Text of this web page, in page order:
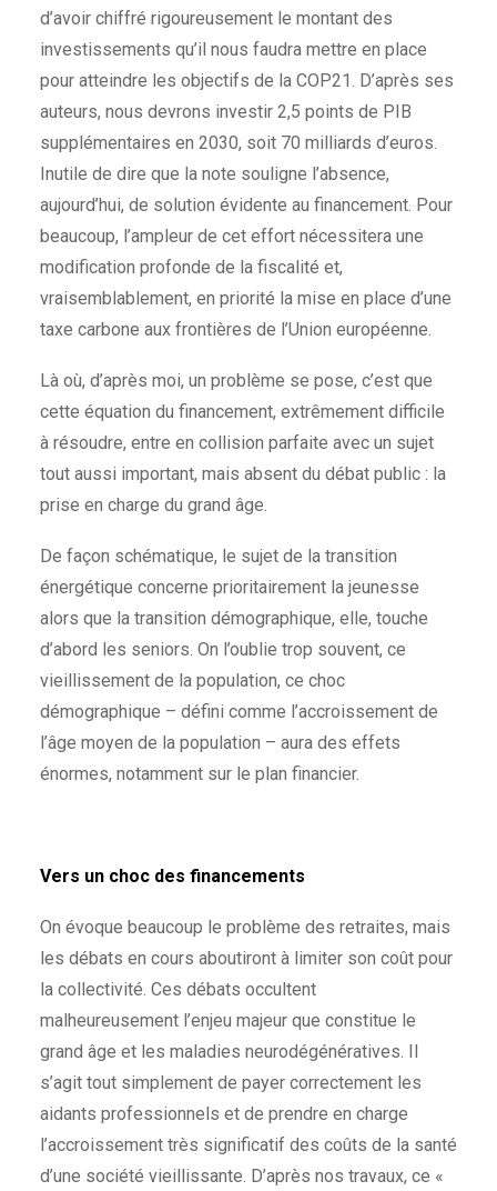
d’avoir chiffré rigoureusement le montant des
investissements qu’il nous faudra mettre en place
pour atteindre les objectifs de la COP21. D’après ses
auteurs, nous devrons investir 2,5 points de PIB
supplémentaires en 2030, soit 70 milliards d’euros.
Inutile de dire que la note souligne l’absence,
aujourd’hui, de solution évidente au financement. Pour
beaucoup, l’ampleur de cet effort nécessitera une
modification profonde de la fiscalité et,
vraisemblablement, en priorité la mise en place d’une
taxe carbone aux frontières de l’Union européenne.
Là où, d’après moi, un problème se pose, c’est que
cette équation du financement, extrêmement difficile
à résoudre, entre en collision parfaite avec un sujet
tout aussi important, mais absent du débat public : la
prise en charge du grand âge.
De façon schématique, le sujet de la transition
énergétique concerne prioritairement la jeunesse
alors que la transition démographique, elle, touche
d’abord les seniors. On l’oublie trop souvent, ce
vieillissement de la population, ce choc
démographique – défini comme l’accroissement de
l’âge moyen de la population ­– aura des effets
énormes, notamment sur le plan financier.
Vers un choc des financements
On évoque beaucoup le problème des retraites, mais
les débats en cours aboutiront à limiter son coût pour
la collectivité. Ces débats occultent
malheureusement l’enjeu majeur que constitue le
grand âge et les maladies neurodégénératives. Il
s’agit tout simplement de payer correctement les
aidants professionnels et de prendre en charge
l’accroissement très significatif des coûts de la santé
d’une société vieillissante. D’après nos travaux, ce «